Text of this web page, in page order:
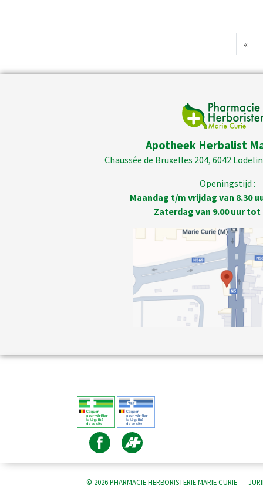
«
Apotheek Herbalist
Chaussée de Bruxelles 204, 6042
Openingstijd :
Maandag t/m vrijdag van 8.30
Zaterdag van 9.00 uur tot
© 2026 PHARMACIE HERBORISTERIE MARIE CURIE